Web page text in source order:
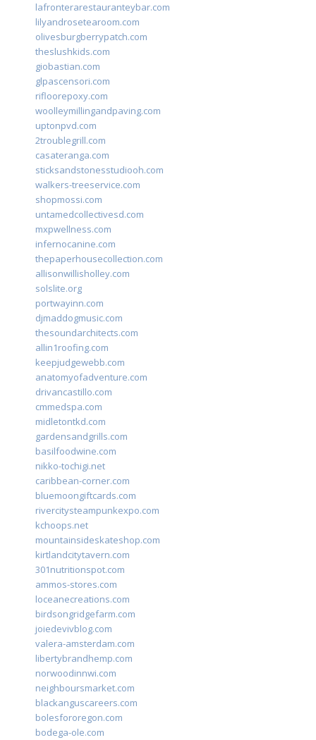
lafronterarestauranteybar.com
lilyandrosetearoom.com
olivesburgberrypatch.com
theslushkids.com
giobastian.com
glpascensori.com
rifloorepoxy.com
woolleymillingandpaving.com
uptonpvd.com
2troublegrill.com
casateranga.com
sticksandstonesstudiooh.com
walkers-treeservice.com
shopmossi.com
untamedcollectivesd.com
mxpwellness.com
infernocanine.com
thepaperhousecollection.com
allisonwillisholley.com
solslite.org
portwayinn.com
djmaddogmusic.com
thesoundarchitects.com
allin1roofing.com
keepjudgewebb.com
anatomyofadventure.com
drivancastillo.com
cmmedspa.com
midletontkd.com
gardensandgrills.com
basilfoodwine.com
nikko-tochigi.net
caribbean-corner.com
bluemoongiftcards.com
rivercitysteampunkexpo.com
kchoops.net
mountainsideskateshop.com
kirtlandcitytavern.com
301nutritionspot.com
ammos-stores.com
loceanecreations.com
birdsongridgefarm.com
joiedevivblog.com
valera-amsterdam.com
libertybrandhemp.com
norwoodinnwi.com
neighboursmarket.com
blackanguscareers.com
bolesfororegon.com
bodega-ole.com